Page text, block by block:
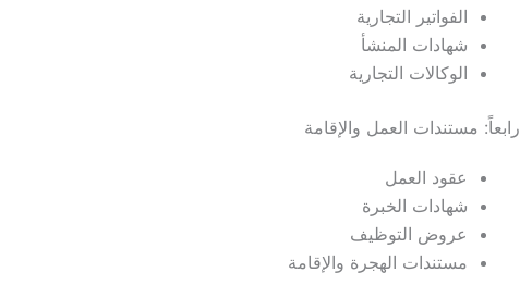
الفواتير التجارية
شهادات المنشأ
الوكالات التجارية
رابعاً: مستندات العمل والإقامة
عقود العمل
شهادات الخبرة
عروض التوظيف
مستندات الهجرة والإقامة